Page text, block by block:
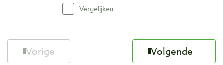
Vergelijken
Vorige Volgende